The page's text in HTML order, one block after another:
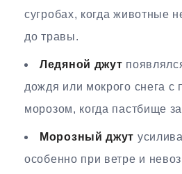
сугробах, когда животные
до травы.
Ледяной джут
дождя или мокрого снега
морозом, когда пастбище
Морозный джут
особенно при ветре и